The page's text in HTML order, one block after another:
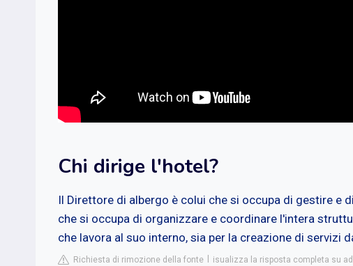
Chi dirige l'hotel?
Il Direttore di albergo è colui che si occupa di gestire e
che si occupa di organizzare e coordinare l'intera
che lavora al suo interno, sia per la creazione di servizi
Richiesta di rimozione della fonte isualizza la risposta completa su